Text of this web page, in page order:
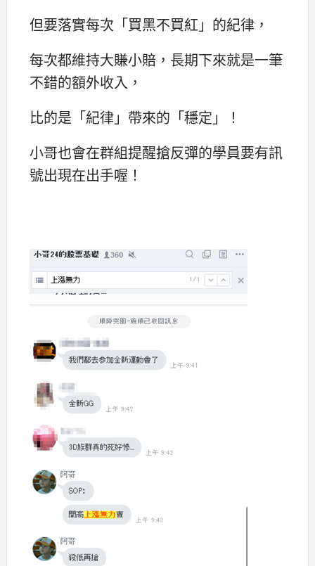
但要落實每次「買黑不買紅」的紀律，
每次都維持大賺小賠，長期下來就是一筆
不錯的額外收入，
比的是「紀律」帶來的「穩定」！
小哥也會在群組提醒搶反彈的學員要有訊
號出現在出手喔！